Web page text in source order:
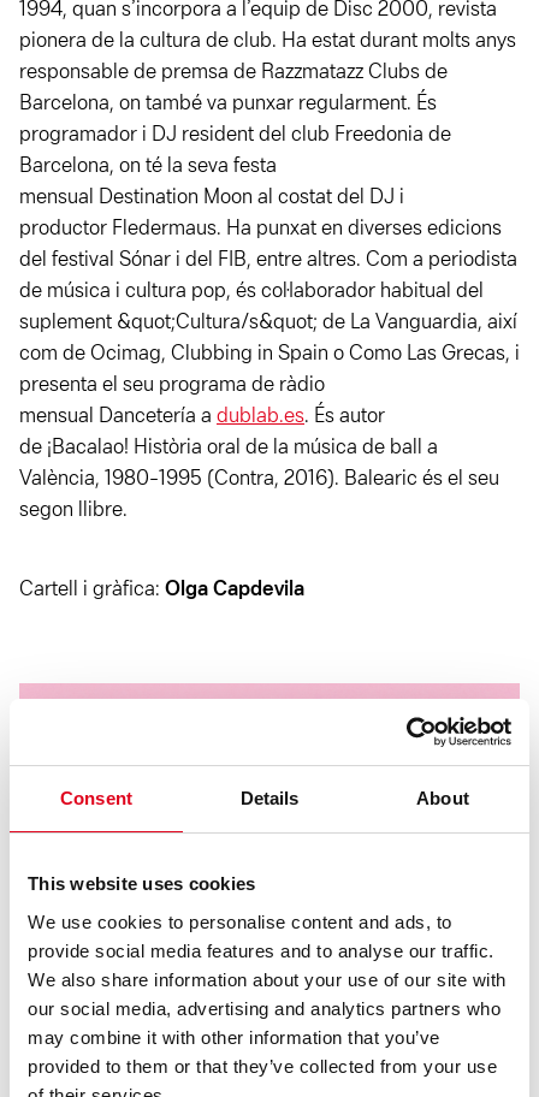
Consent Details About
This website uses cookies
We use cookies to personalise content and ads, to
provide social media features and to analyse our traffic.
We also share information about your use of our site with
our social media, advertising and analytics partners who
may combine it with other information that you’ve
provided to them or that they’ve collected from your use
1994, quan s’incorpora a l’equip de Disc 2000, revista
pionera de la cultura de club. Ha estat durant molts anys
responsable de premsa de Razzmatazz Clubs de
Barcelona, on també va punxar regularment. És
programador i DJ resident del club Freedonia de
Barcelona, on té la seva festa
mensual Destination Moon al costat del DJ i
productor Fledermaus. Ha punxat en diverses edicions
del festival Sónar i del FIB, entre altres. Com a periodista
de música i cultura pop, és col·laborador habitual del
suplement &quot;Cultura/s&quot; de La Vanguardia, així
com de Ocimag, Clubbing in Spain o Como Las Grecas, i
presenta el seu programa de ràdio
mensual Dancetería a dublab.es. És autor
de ¡Bacalao! Història oral de la música de ball a
València, 1980-1995 (Contra, 2016). Balearic és el seu
segon llibre.
Cartell i gràfica: Olga Capdevila